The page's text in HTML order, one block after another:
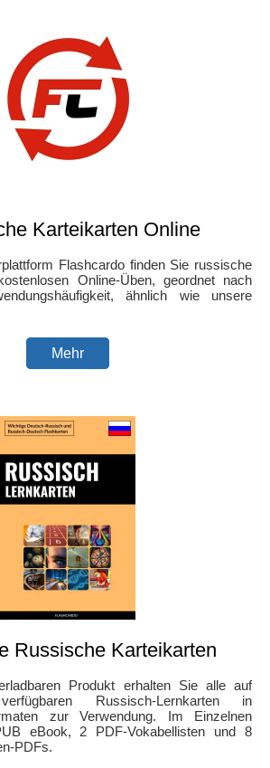
Karteikarten Online
Flashcardo finden Sie russische
Online-Üben, geordnet nach
ähnlich wie unsere
Mehr
Russische Karteikarten
Produkt erhalten Sie alle auf
Russisch-Lernkarten in
zur Verwendung. Im Einzelnen
eBook, 2 PDF-Vokabellisten und 8
PDFs.